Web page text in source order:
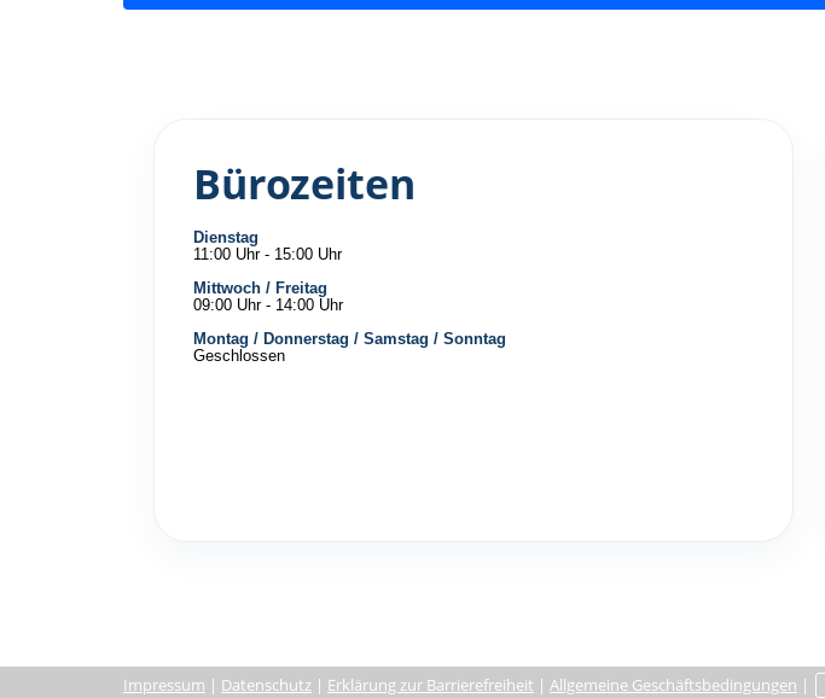
Bürozeiten
Dienstag
11:00 Uhr - 15:00 Uhr
Mittwoch / Freitag
09:00 Uhr - 14:00 Uhr
Montag / Donnerstag / Samstag / Sonntag
Geschlossen
Impressum | Datenschutz | Erklärung zur Barrierefreiheit | Allgemeine Geschäftsbedingungen |